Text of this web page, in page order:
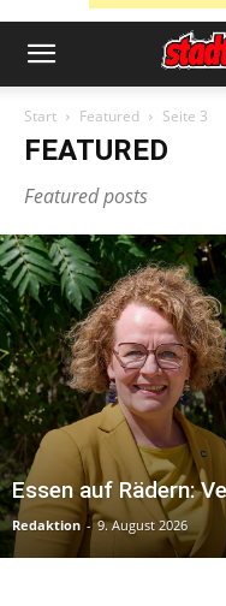
Start Featured Seite 3
FEATURED
Featured posts
Essen auf Rädern:
Redaktion - 9. August 2026